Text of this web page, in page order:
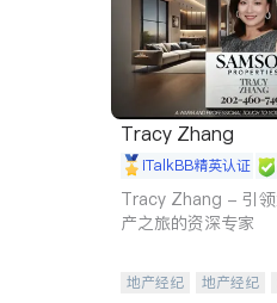
Tracy Zhang
iTalkBB精英认证
Tracy Zhang - 引领
产之旅的资深专家
地产经纪 地产经纪